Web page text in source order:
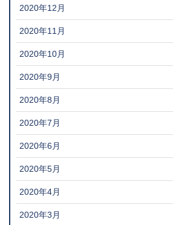
2020年12月
2020年11月
2020年10月
2020年9月
2020年8月
2020年7月
2020年6月
2020年5月
2020年4月
2020年3月